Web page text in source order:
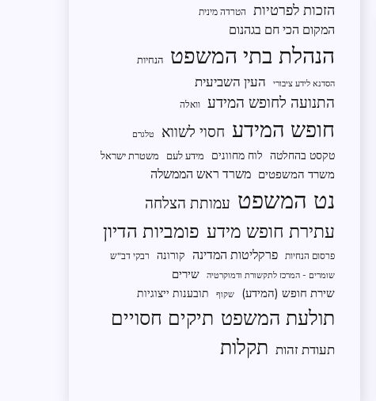
הזכות לפרטיות הטרדה מינית
המקום הכי חם בגהנום
הנהלת בתי המשפט הנחיות
הסדנא לידע ציבורי העין השביעית
התנועה לחופש המידע וואלה
חופש המידע חסוי לשווא טלגרם
טקסט בהחלטה לוח מחוונים מידע לעם משטרת ישראל
משרד המשפטים משרד ראש הממשלה
נט המשפט עמותת הצלחה
עתירת חופש מידע פומביות הדיון
פרסום הנחיות פרקליטות המדינה קורונה רבקי דב"ש
שומרים - המרכז לתקשורת ודמוקרטיה
שירים
שירת חופש (המידע)
שקוף תובענות ייצוגיות
תולעת המשפט תיקים חסויים
תעודת זהות תקלות